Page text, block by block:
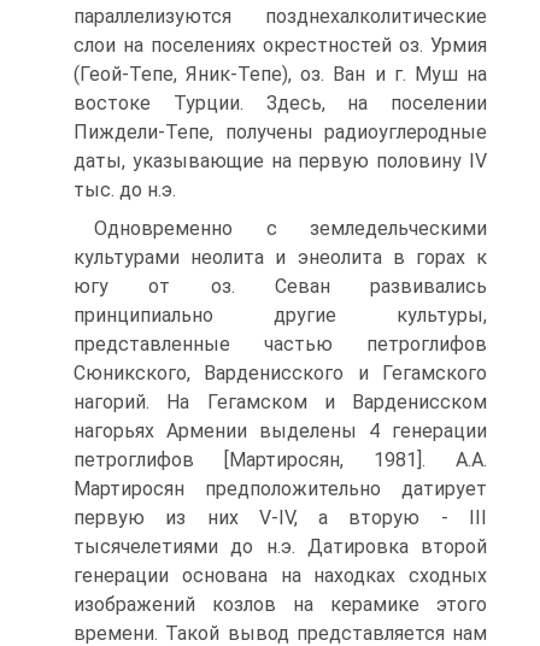
параллелизуются позднехалколитические
слои на поселениях окрестностей оз. Урмия
(Геой-Тепе, Яник-Тепе), оз. Ван и г. Муш на
востоке Турции. Здесь, на поселении
Пиждели-Тепе, получены радиоугле­родные
даты, указывающие на первую половину IV
тыс. до н.э.
Одновременно с земледельческими
культурами неолита и энеолита в горах к
югу от оз. Севан развивались
принципиально другие культуры,
представлен­ные частью петроглифов
Сюникского, Варденисского и Гегамского
нагорий. На Гегамском и Варденисском
нагорьях Армении выделены 4 генерации
пет­роглифов [Мартиросян, 1981]. А.А.
Мартиросян предположительно датирует
первую из них V-IV, а вторую - III
тысячелетиями до н.э. Датировка второй
ге­нерации основана на находках сходных
изображений козлов на керамике этого
времени. Такой вывод представляется нам